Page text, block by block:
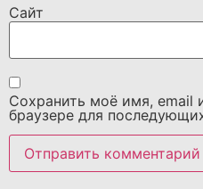
Сайт
Сохранить моё имя, email
браузере для